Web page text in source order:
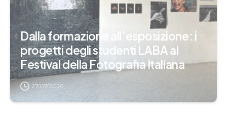
Dalla formazione all’esposizione: i
progetti degli studenti LABA al
Festival della Fotografia Italiana
27/07/2026